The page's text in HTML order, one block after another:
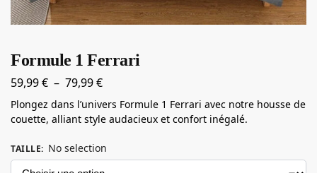
Formule 1 Ferrari
59,99€ – 79,99€
Plongez dans l’univers Formule 1 Ferrari avec notre housse de
couette, alliant style audacieux et confort inégalé.
TAILLE: No selection